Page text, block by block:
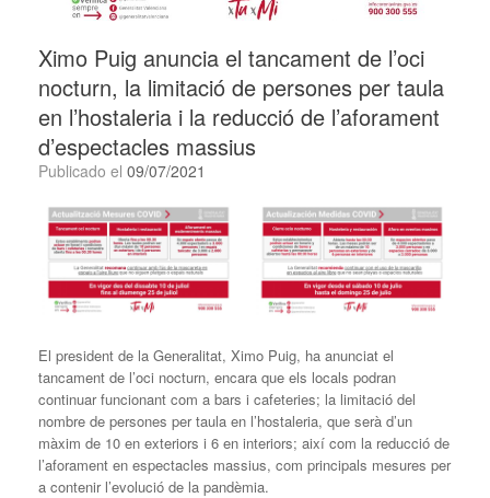
Ximo Puig anuncia el tancament de l’oci
nocturn, la limitació de persones per taula
en l’hostaleria i la reducció de l’aforament
d’espectacles massius
Publicado el 09/07/2021
El president de la Generalitat, Ximo Puig, ha anunciat el
tancament de l’oci nocturn, encara que els locals podran
continuar funcionant com a bars i cafeteries; la limitació del
nombre de persones per taula en l’hostaleria, que serà d’un
màxim de 10 en exteriors i 6 en interiors; així com la reducció de
l’aforament en espectacles massius, com principals mesures per
a contenir l’evolució de la pandèmia.